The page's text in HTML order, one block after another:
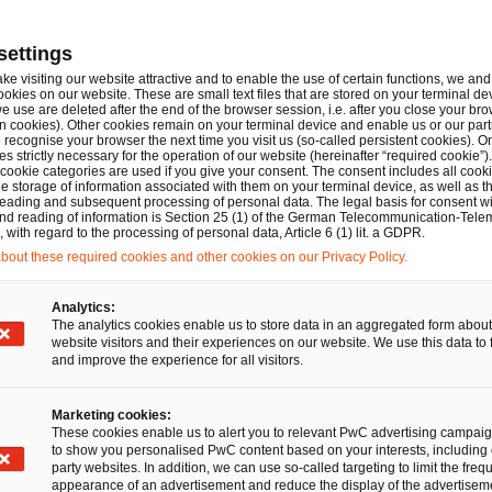
können private und öffentliche
Ausgleich für Corona-bedingte Schäden erhalten. Die
von Messen und Kongressinfrastruktur in
Unternehmen offen, die Messen und
in Form von Ertragsausfällen innerhalb des
2020 entstanden sind und die in direktem
den entsprechenden (Teil-)Verboten stehen. Der
der Basis des Durchschnitts der Erträge im
jedoch den Erträgen im Referenzzeitraum im Jahr
im gleichen Zeitraum im Jahr 2020 berechnet.
visiting our website attractive and to enable the use of certain functions, we
on our website. These are small text files that are stored on your terminal
use are deleted after the end of the browser session, i.e. after you close your
cookies). Other cookies remain on your terminal device and enable us or our
recognise your browser the next time you visit us (so-called persistent cookies).
strictly necessary for the operation of our website (hereinafter “required
categories are used if you give your consent. The consent includes all
storage of information associated with them on your terminal device, as well as
and subsequent processing of personal data. The legal basis for consent
reading of information is Section 25 (1) of the German Telecommunication-
with regard to the processing of personal data, Article 6 (1) lit. a GDPR.
these required cookies and other cookies on our Privacy Policy.
Analytics:
The analytics cookies enable us to store data in an aggregated form
website visitors and their experiences on our website. We use this data to
and improve the experience for all visitors.
Marketing cookies:
These cookies enable us to alert you to relevant PwC advertising
to show you personalised PwC content based on your interests, including
party websites. In addition, we can use so-called targeting to limit the
appearance of an advertisement and reduce the display of the